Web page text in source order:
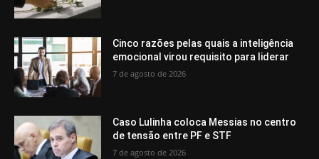
Cinco razões pelas quais a inteligência
emocional virou requisito para liderar
7 de agosto de 2026
Caso Lulinha coloca Messias no centro
de tensão entre PF e STF
7 de agosto de 2026